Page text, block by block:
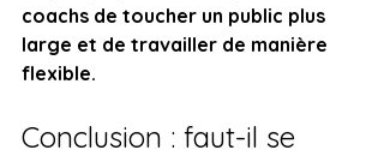
coachs de toucher un public plus
large et de travailler de manière
flexible.
Conclusion : faut-il se